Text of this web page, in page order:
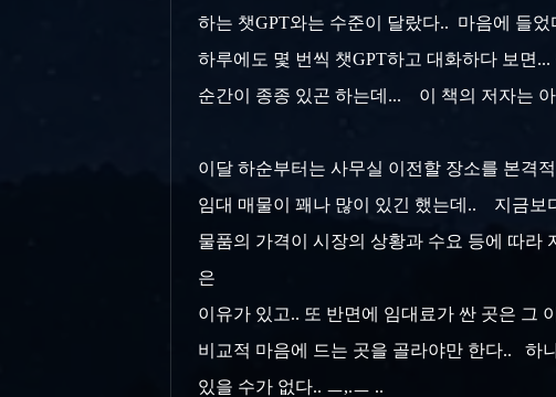
하는 챗GPT와는 수준이 달랐다.. 마음에 들었
하루에도 몇 번씩 챗GPT하고 대화하다 보면
순간이 종종 있곤 하는데... 이 책의 저자는
이달 하순부터는 사무실 이전할 장소를 본격
임대 매물이 꽤나 많이 있긴 했는데.. 지금보
물품의 가격이 시장의 상황과 수요 등에 따
은
이유가 있고.. 또 반면에 임대료가 싼 곳은 그
비교적 마음에 드는 곳을 골라야만 한다.. 하
있을 수가 없다.. ㅡ,.ㅡ ..